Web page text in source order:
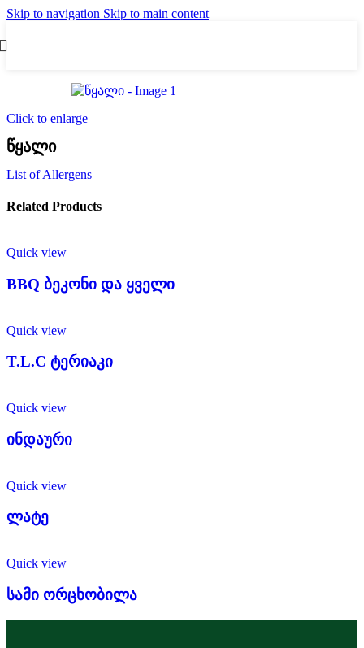
Skip to navigation Skip to main content
Click to enlarge
წყალი
List of Allergens
Related Products
Quick view
BBQ ბეკონი და ყველი
Quick view
T.L.C ტერიაკი
Quick view
ინდაური
Quick view
ლატე
Quick view
სამი ორცხობილა